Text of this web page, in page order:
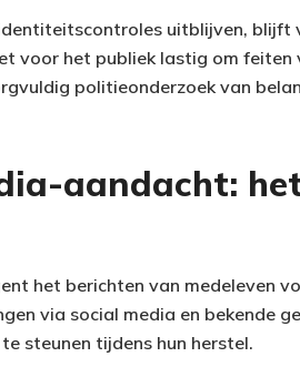
uitblijven, blijft
voor het publiek lastig om feiten
politieonderzoek van
aandacht:
het berichten van medeleven
via social media en bekende
steunen tijdens hun herstel.